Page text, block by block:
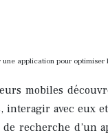
application pour
mobiles
avec eux
recherche d’un